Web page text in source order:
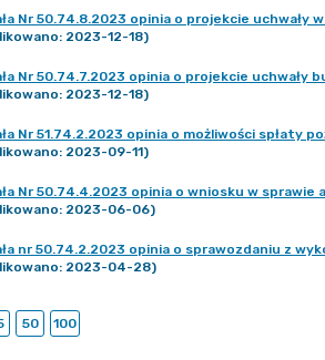
Nr 50.74.8.2023 opinia o projekcie
2023-12-18)
Nr 50.74.7.2023 opinia o projekcie uchwały
2023-12-18)
Nr 51.74.2.2023 opinia o możliwości spłaty
2023-09-11)
Nr 50.74.4.2023 opinia o wniosku w sprawie
2023-06-06)
nr 50.74.2.2023 opinia o sprawozdaniu z
2023-04-28)
50 100